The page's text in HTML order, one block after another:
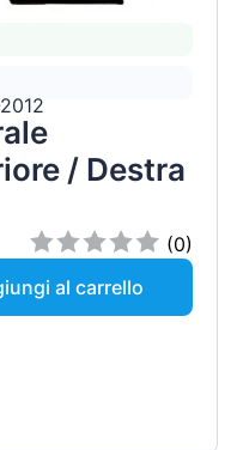
/ Destra
(0)
al carrello